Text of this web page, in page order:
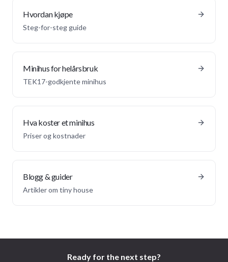
Hvordan kjøpe
Steg-for-steg guide
Minihus for helårsbruk
TEK17-godkjente minihus
Hva koster et minihus
Priser og kostnader
Blogg & guider
Artikler om tiny house
Ready for the next step?